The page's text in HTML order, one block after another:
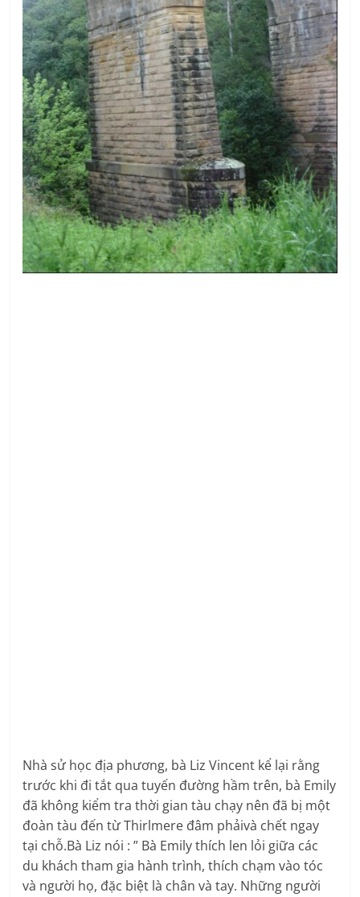
Nhà sử học địa phương, bà Liz Vincent kể lại rằng
trước khi đi tắt qua tuyến đường hầm trên, bà Emily
đã không kiểm tra thời gian tàu chạy nên đã bị một
đoàn tàu đến từ Thirlmere đâm phảivà chết ngay
tại chỗ.Bà Liz nói : ” Bà Emily thích len lỏi giữa các
du khách tham gia hành trình, thích chạm vào tóc
và người họ, đặc biệt là chân và tay. Những người